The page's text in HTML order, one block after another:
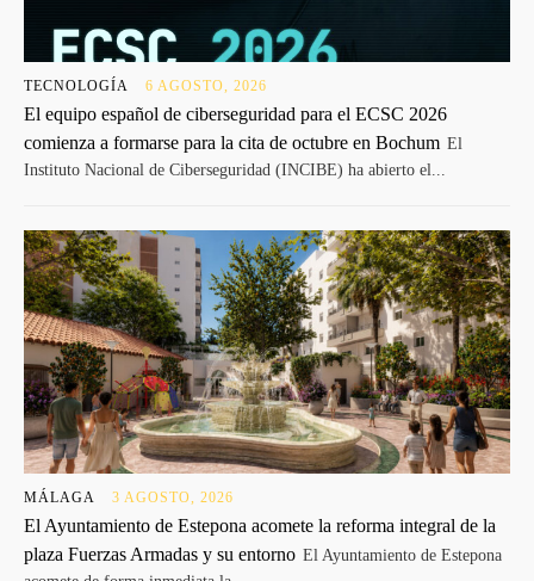
TECNOLOGÍA 6 AGOSTO, 2026
El equipo español de ciberseguridad para el ECSC 2026
comienza a formarse para la cita de octubre en Bochum El
Instituto Nacional de Ciberseguridad (INCIBE) ha abierto el...
MÁLAGA 3 AGOSTO, 2026
El Ayuntamiento de Estepona acomete la reforma integral de la
plaza Fuerzas Armadas y su entorno El Ayuntamiento de Estepona